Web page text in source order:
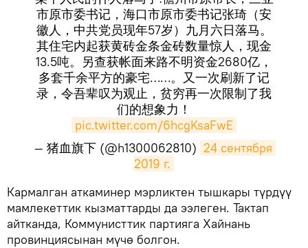
市原市委书记，海口市原市委书记张琦（安
徽人，中共党员现年57岁）九月六日落马。
其住宅内起获黄砖金条金砖数量惊人，现金
13.5吨。另查获帐面来路不明资金2680亿，
多套千余平方的豪宅……。又一次刷新了记
录，令吾辈叹为观止，贫穷再一次限制了我
们的想象力！
pic.twitter.com/6hcgKsaFwE
— 猪血旗下 (@h1300062810) 24 сентября
2019 г.
​Кармалган аткаминер мэрликтен тышкары түрдүү
мамлекеттик кызматтарды да ээлеген. Тактап
айтканда, Коммунисттик партияга Хайнань
провинциясынан мүчө болгон.